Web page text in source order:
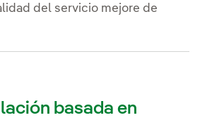
del servicio mejore de
basada en